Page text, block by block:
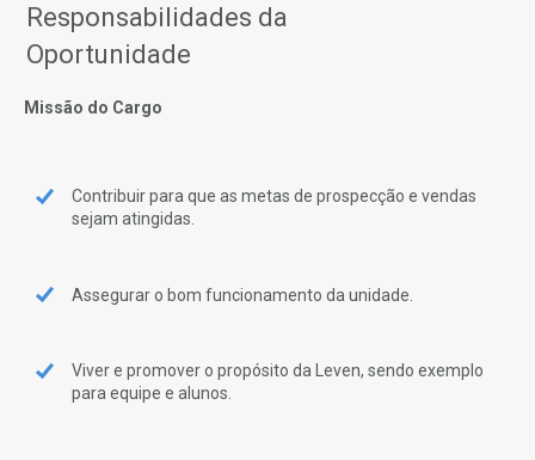
Responsabilidades da
Oportunidade
Missão do Cargo
Contribuir para que as metas de prospecção e vendas
sejam atingidas.
Assegurar o bom funcionamento da unidade.
Viver e promover o propósito da Leven, sendo exemplo
para equipe e alunos.